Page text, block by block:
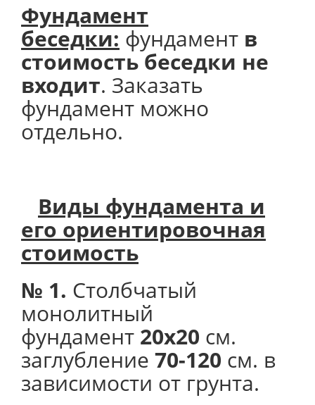
Фундамент
беседки: фундамент в
стоимость беседки не
входит. Заказать
фундамент можно
отдельно.
Виды фундамента и
его ориентировочная
стоимость
№ 1. Столбчатый
монолитный
фундамент 20х20 см.
заглубление 70-120 см. в
зависимости от грунта.